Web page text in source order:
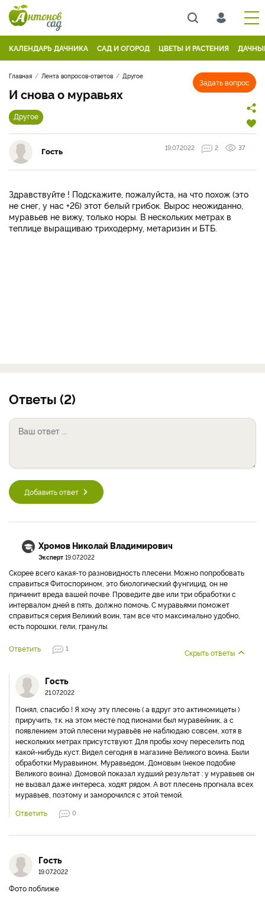
КАЛЕНДАРЬ ДАЧНИКА САД И ОГОРОД ЦВЕТЫ И РАСТЕНИЯ
Задать вопрос
Главная Лента вопросов-ответов Другое
И снова о муравьях
Другое
Гость 19.07.2022 2 37
Здравствуйте ! Подскажите, пожалуйста, на что похож (это
не снег, у нас +26) этот белый грибок. Вырос неожиданно,
муравьев не вижу, только норы. В нескольких метрах в
теплице выращиваю триходерму, метаризин и БТБ.
Ответы (2)
Добавить ответ
Хромов Николай Владимирович
Эксперт 19.07.2022
Скорее всего какая-то разновидность плесени. Можно попробовать
справиться Фитоспорином, это биологический фунгицид, он не
причинит вреда вашей почве. Проведите две или три обработки с
интервалом дней в пять, должно помочь. С муравьями поможет
справиться серия Великий воин, там все что максимально удобно,
есть порошки, гели, гранулы.
Ответить 1 Скрыть ответы
Гость
21.07.2022
Понял, спасибо ! Я хочу эту плесень ( а вдруг это актиномицеты )
приручить, т.к. на этом месте под пионами был муравейник, а с
появлением этой плесени муравьёв не наблюдаю совсем, хотя в
нескольких метрах присутствуют. Для пробы хочу переселить под
какой-нибудь куст. Видел сегодня в магазине Великого воина. Были
обработки Муравьином, Муравьедом, Домовым (некое подобие
Великого воина). Домовой показал худший результат : у муравьев он
не вызвал даже интереса, ходят рядом. А вот плесень прогнала всех
муравьев, поэтому и заморочился с этой темой.
Ответить
0
Гость
19.07.2022
Фото поближе